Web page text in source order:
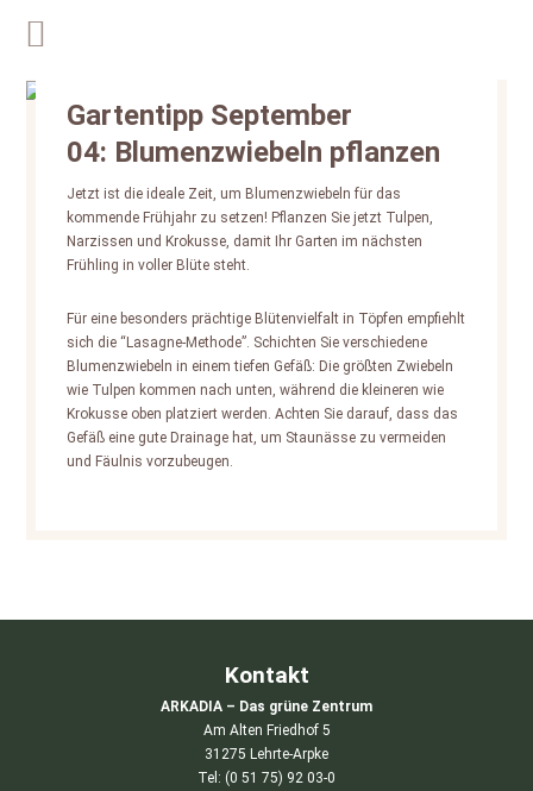
Gartentipp September
04: Blumenzwiebeln pflanzen
Jetzt ist die ideale Zeit, um Blumenzwiebeln für das
kommende Frühjahr zu setzen! Pflanzen Sie jetzt Tulpen,
Narzissen und Krokusse, damit Ihr Garten im nächsten
Frühling in voller Blüte steht.
Für eine besonders prächtige Blütenvielfalt in Töpfen empfiehlt
sich die “Lasagne-Methode”. Schichten Sie verschiedene
Blumenzwiebeln in einem tiefen Gefäß: Die größten Zwiebeln
wie Tulpen kommen nach unten, während die kleineren wie
Krokusse oben platziert werden. Achten Sie darauf, dass das
Gefäß eine gute Drainage hat, um Staunässe zu vermeiden
und Fäulnis vorzubeugen.
Kontakt
ARKADIA – Das grüne Zentrum
Am Alten Friedhof 5
31275 Lehrte-Arpke
Tel: (0 51 75) 92 03-0